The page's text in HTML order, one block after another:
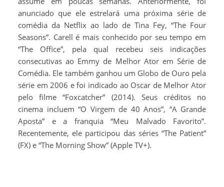
anunciado que ele estrelará uma próxima série de
comédia da Netflix ao lado de Tina Fey, “The Four
Seasons”. Carell é mais conhecido por seu tempo em
“The Office”, pela qual recebeu seis indicações
consecutivas ao Emmy de Melhor Ator em Série de
Comédia. Ele também ganhou um Globo de Ouro pela
série em 2006 e foi indicado ao Oscar de Melhor Ator
pelo filme “Foxcatcher” (2014). Seus créditos no
cinema incluem “O Virgem de 40 Anos”, “A Grande
Aposta” e a franquia “Meu Malvado Favorito”.
Recentemente, ele participou das séries “The Patient”
(FX) e “The Morning Show” (Apple TV+).